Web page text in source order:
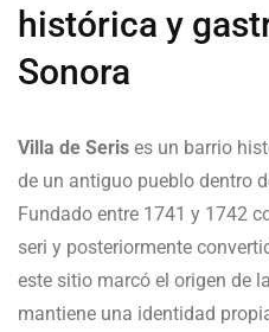
histórica y
Sonora
Villa de Seris es un barrio
de un antiguo pueblo dentro
Fundado entre 1741 y 1742
seri y posteriormente
este sitio marcó el origen de
mantiene una identidad